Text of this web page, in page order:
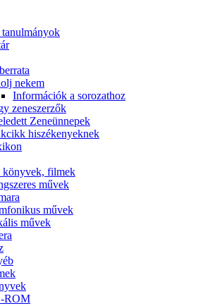
tanulmányok
nekem
Információk a sorozathoz
zeneszerzők
Zeneünnepek
hiszékenyeknek
könyvek, filmek
művek
művek
művek
ROM